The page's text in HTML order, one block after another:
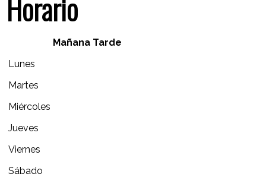
Horario
Mañana Tarde
Lunes
Martes
Miércoles
Jueves
Viernes
Sábado